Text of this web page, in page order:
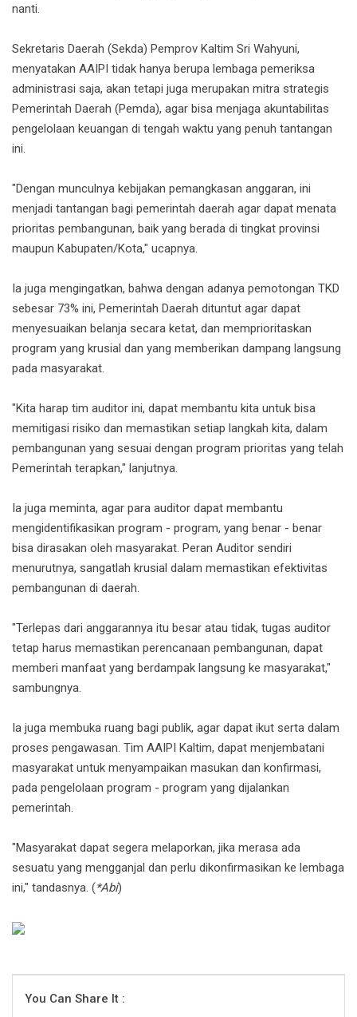
nanti.
Sekretaris Daerah (Sekda) Pemprov Kaltim‎ Sri Wahyuni,
menyatakan AAIPI tidak hanya berupa lembaga pemeriksa
administrasi saja, akan tetapi juga merupakan mitra strategis
Pemerintah Daerah (Pemda), agar bisa menjaga akuntabilitas
pengelolaan keuangan di tengah waktu yang penuh tantangan
ini.
‎"Dengan munculnya kebijakan pemangkasan anggaran, ini
menjadi tantangan bagi pemerintah daerah agar dapat menata
prioritas pembangunan, baik yang berada di tingkat provinsi
maupun Kabupaten/Kota," ucapnya.
‎Ia juga mengingatkan, bahwa dengan adanya pemotongan TKD
sebesar 73% ini, Pemerintah Daerah dituntut agar dapat
menyesuaikan belanja secara ketat, dan memprioritaskan
program yang krusial dan yang memberikan dampang langsung
pada masyarakat.
‎"Kita harap tim auditor ini, dapat membantu kita untuk bisa
memitigasi risiko dan memastikan setiap langkah kita, dalam
pembangunan yang sesuai dengan program prioritas yang telah
Pemerintah terapkan," lanjutnya.
‎Ia juga meminta, agar para auditor dapat membantu
mengidentifikasikan program - program, yang benar - benar
bisa dirasakan oleh masyarakat. Peran Auditor sendiri
menurutnya, sangatlah krusial dalam memastikan efektivitas
pembangunan di daerah.
‎"Terlepas dari anggarannya itu besar atau tidak, tugas auditor
tetap harus memastikan perencanaan pembangunan, dapat
memberi manfaat yang berdampak langsung ke masyarakat,"
sambungnya.
‎Ia juga membuka ruang bagi publik, agar dapat ikut serta dalam
proses pengawasan. Tim AAIPI Kaltim, dapat menjembatani
masyarakat untuk menyampaikan masukan dan konfirmasi,
pada pengelolaan program - program yang dijalankan
pemerintah.
‎"Masyarakat dapat segera melaporkan, jika merasa ada
sesuatu yang mengganjal dan perlu dikonfirmasikan ke lembaga
ini," tandasnya. (*Abi)
You Can Share It :